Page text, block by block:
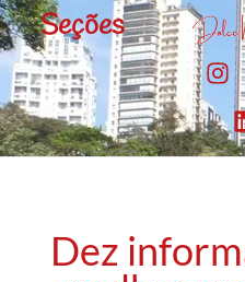
Seções
Dez